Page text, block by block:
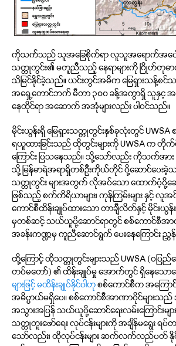
ကိုသက်သည် သူအခြေစိုက်ရာ လူသူအရောက်အပေါက်
သတ္တုတွင်း၏ မတူညီသည့် နေရာများကို ဂြိုဟ်တုဓာ
သိမြင်နိုင်ခဲ့သည်။ ယင်းတွင်အဓိက မြေရှားသန့်စင်
အရှေ့တောင်ဘက် မီတာ ၃၀၀ ခန့်အကွာရှိ သူနှင့ အခြ
နေထိုင်ရာ အဆောက် အအုံများလည်း ပါဝင်သည်။
မိုင်းယွန်းရှိ မြေရှားသတ္တုတွင်းနှစ်ခုလုံးတွင် UWSA
ရယူထားခြင်းသည် ထိုတွင်းများကို UWSA က တို
ကြောင်း ပြသနေသည်။ သို့သော်လည်း ကိုသက်အား
သို့ မြန်မာရဲအရာရှိတစ်ဦးကိုယ်တိုင် ပို့ဆောင်ပေးခဲ့
သတ္တုတွင်း များအတွက် လိုအပ်သော ထောက်ပံ့ပို့ဆေ
ဖြစ်သည့် စက်ကိရိယာများ၊ ကုန်ကြမ်းများ နှင့် လူအ
ကောင်စီထိန်းချုပ်ထားသော တာချီလိတ်နှင့် မိုင်းယွန်းက
မှတစ်ဆင့် သယ်ယူပို့ဆောင်ရာတွင် စစ်ကောင်စီအာ
အခန်းကဏ္ဍမှ ကူညီဆောင်ရွက် ပေးနေကြောင်း ညွှ
ထို့ကြောင့် ထိုသတ္တုတွင်းများသည် UWSA (ဝပြ
တပ်မတော်) ၏ ထိန်းချုပ်မှု အောက်တွင် ရှိနေသောက
များဖြင့် မထိန်းချုပ်နိုင်ပါဟုစစ်ကောင်စီက အကြောင်း
အဓိပ္ပာယ်မရှိပေ။ စစ်ကောင်စီအာဏာပိုင်များသည်
အသွားအပြန် သယ်ယူပို့ဆောင်ရေးလမ်းကြောင်းမျာ
သတ္တုတူးဖော်ရေး လုပ်ငန်းများကို အချိန်မရွေး ရပ်
သော်လည်း၊ ထိုလုပ်ငန်းများ ဆက်လက်လည်ပတ်